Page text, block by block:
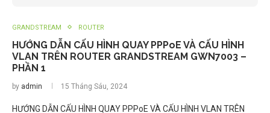
GRANDSTREAM ROUTER
HƯỚNG DẪN CẤU HÌNH QUAY PPPoE VÀ CẤU HÌNH
VLAN TRÊN ROUTER GRANDSTREAM GWN7003 –
PHẦN 1
by admin 15 Tháng Sáu, 2024
HƯỚNG DẪN CẤU HÌNH QUAY PPPoE VÀ CẤU HÌNH VLAN TRÊN